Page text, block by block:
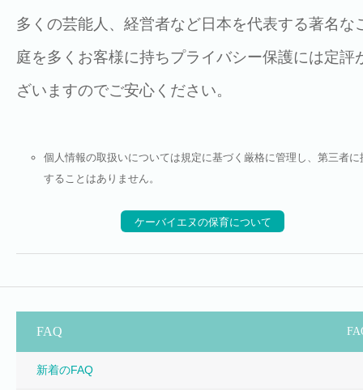
多くの芸能人、経営者など日本を代表する著名な
庭を多くお客様に持ちプライバシー保護には定評
ざいますのでご安心ください。
個人情報の取扱いについては規定に基づく厳格に管理し、第三者に
することはありません。
ケーバイエヌの保育について
FAQ
新着のFAQ